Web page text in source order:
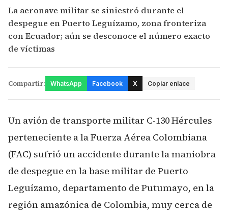
La aeronave militar se siniestró durante el
despegue en Puerto Leguízamo, zona fronteriza
con Ecuador; aún se desconoce el número exacto
de víctimas
Compartir: WhatsApp Facebook X Copiar enlace
Un avión de transporte militar C-130 Hércules
perteneciente a la Fuerza Aérea Colombiana
(FAC) sufrió un accidente durante la maniobra
de despegue en la base militar de Puerto
Leguízamo, departamento de Putumayo, en la
región amazónica de Colombia, muy cerca de